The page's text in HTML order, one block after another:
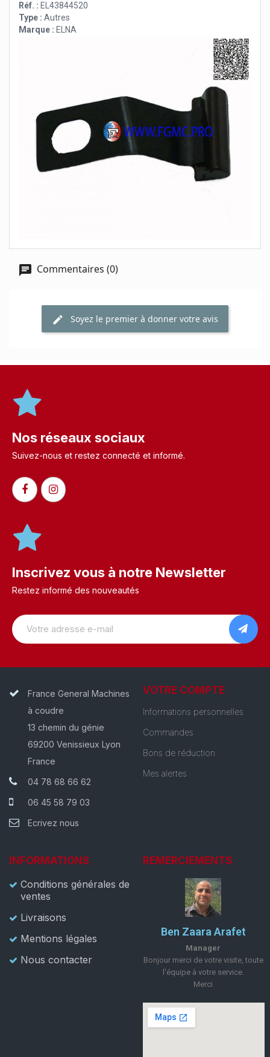
Réf. : EL43844520
Type : Autres
Marque : ELNA
Commentaires (0)
Soyez le premier à donner votre avis
Nos réseaux sociaux
Suivez-nous et restez connecté et informé.​
Inscrivez vous à notre Newsletter
Restez informé des nouveautés
France General Machines
à coudre
13 chemin du génie
69200 Venissieux Lyon
France
04 78 68 66 62
06 45 58 79 03
Ecrivez nous
VOTRE COMPTE
Informations personnelles
Commandes
Bons de réduction
Mes alertes
INFORMATIONS
Conditions générales de
ventes
Livraisons
Mentions légales
Nous contacter
REMERCIEMENTS
Ben Zaara Arafet
Manager
Bonjour merci de votre visite, toute
l'équipe à votre service.
Merci